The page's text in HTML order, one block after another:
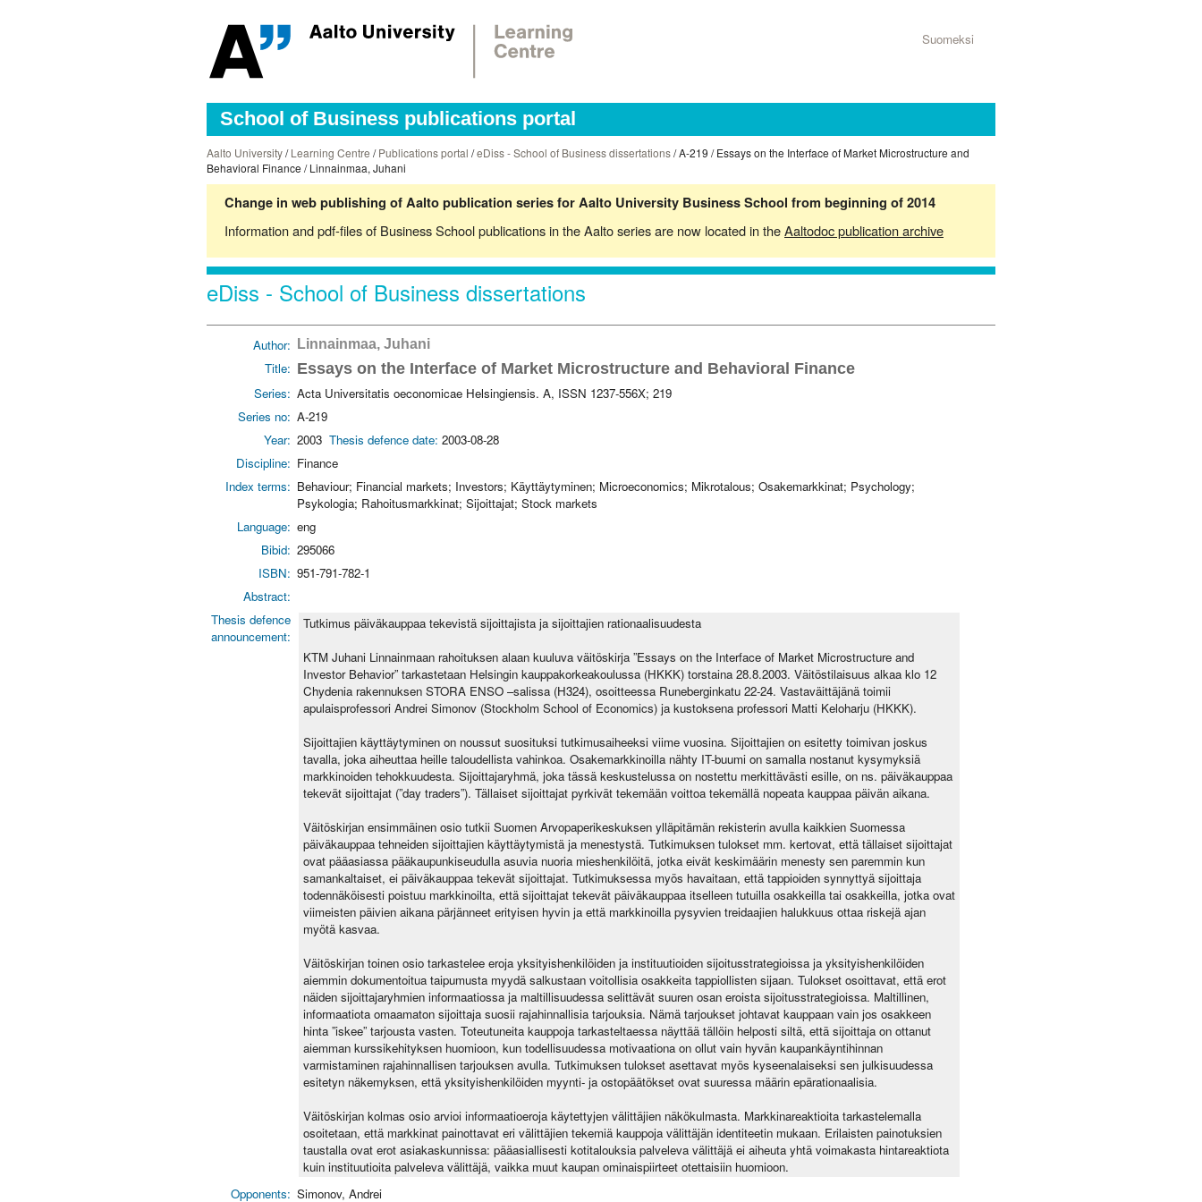
Suomeksi
School of Business publications portal
Aalto University/Learning Centre /Publications portal /eDiss - School of Business dissertations/ A-219 / Essays on the Interface of Market Microstructure and
Behavioral Finance / Linnainmaa, Juhani
Change in web publishing of Aalto publication series for Aalto University Business School from beginning of 2014
Information and pdf-files of Business School publications in the Aalto series are now located in theAaltodoc publication archive
eDiss - School of Business dissertations
Author: Linnainmaa, Juhani
Title: Essays on the Interface of Market Microstructure and Behavioral Finance
Series: Acta Universitatis oeconomicae Helsingiensis. A, ISSN 1237-556X; 219
Series no: A-219
Year: 2003 Thesis defence date: 2003-08-28
Discipline: Finance
Index terms: Behaviour; Financial markets; Investors; Käyttäytyminen; Microeconomics; Mikrotalous; Osakemarkkinat; Psychology;
Psykologia; Rahoitusmarkkinat; Sijoittajat; Stock markets
Language: eng
Bibid: 295066
ISBN: 951-791-782-1
Abstract:
Thesis defence
announcement:
Tutkimus päiväkauppaa tekevistä sijoittajista ja sijoittajien rationaalisuudesta
KTM Juhani Linnainmaan rahoituksen alaan kuuluva väitöskirja ”Essays on the Interface of Market Microstructure and
Investor Behavior” tarkastetaan Helsingin kauppakorkeakoulussa (HKKK) torstaina 28.8.2003. Väitöstilaisuus alkaa klo 12
Chydenia rakennuksen STORA ENSO –salissa (H324), osoitteessa Runeberginkatu 22-24. Vastaväittäjänä toimii
apulaisprofessori Andrei Simonov (Stockholm School of Economics) ja kustoksena professori Matti Keloharju (HKKK).
Sijoittajien käyttäytyminen on noussut suosituksi tutkimusaiheeksi viime vuosina. Sijoittajien on esitetty toimivan joskus
tavalla, joka aiheuttaa heille taloudellista vahinkoa. Osakemarkkinoilla nähty IT-buumi on samalla nostanut kysymyksiä
markkinoiden tehokkuudesta. Sijoittajaryhmä, joka tässä keskustelussa on nostettu merkittävästi esille, on ns. päiväkauppaa
tekevät sijoittajat (”day traders”). Tällaiset sijoittajat pyrkivät tekemään voittoa tekemällä nopeata kauppaa päivän aikana.
Väitöskirjan ensimmäinen osio tutkii Suomen Arvopaperikeskuksen ylläpitämän rekisterin avulla kaikkien Suomessa
päiväkauppaa tehneiden sijoittajien käyttäytymistä ja menestystä. Tutkimuksen tulokset mm. kertovat, että tällaiset sijoittajat
ovat pääasiassa pääkaupunkiseudulla asuvia nuoria mieshenkilöitä, jotka eivät keskimäärin menesty sen paremmin kun
samankaltaiset, ei päiväkauppaa tekevät sijoittajat. Tutkimuksessa myös havaitaan, että tappioiden synnyttyä sijoittaja
todennäköisesti poistuu markkinoilta, että sijoittajat tekevät päiväkauppaa itselleen tutuilla osakkeilla tai osakkeilla, jotka ovat
viimeisten päivien aikana pärjänneet erityisen hyvin ja että markkinoilla pysyvien treidaajien halukkuus ottaa riskejä ajan
myötä kasvaa.
Väitöskirjan toinen osio tarkastelee eroja yksityishenkilöiden ja instituutioiden sijoitusstrategioissa ja yksityishenkilöiden
aiemmin dokumentoitua taipumusta myydä salkustaan voitollisia osakkeita tappiollisten sijaan. Tulokset osoittavat, että erot
näiden sijoittajaryhmien informaatiossa ja maltillisuudessa selittävät suuren osan eroista sijoitusstrategioissa. Maltillinen,
informaatiota omaamaton sijoittaja suosii rajahinnallisia tarjouksia. Nämä tarjoukset johtavat kauppaan vain jos osakkeen
hinta ”iskee” tarjousta vasten. Toteutuneita kauppoja tarkasteltaessa näyttää tällöin helposti siltä, että sijoittaja on ottanut
aiemman kurssikehityksen huomioon, kun todellisuudessa motivaationa on ollut vain hyvän kaupankäyntihinnan
varmistaminen rajahinnallisen tarjouksen avulla. Tutkimuksen tulokset asettavat myös kyseenalaiseksi sen julkisuudessa
esitetyn näkemyksen, että yksityishenkilöiden myynti- ja ostopäätökset ovat suuressa määrin epärationaalisia.
Väitöskirjan kolmas osio arvioi informaatioeroja käytettyjen välittäjien näkökulmasta. Markkinareaktioita tarkastelemalla
osoitetaan, että markkinat painottavat eri välittäjien tekemiä kauppoja välittäjän identiteetin mukaan. Erilaisten painotuksien
taustalla ovat erot asiakaskunnissa: pääasiallisesti kotitalouksia palveleva välittäjä ei aiheuta yhtä voimakasta hintareaktiota
kuin instituutioita palveleva välittäjä, vaikka muut kaupan ominaispiirteet otettaisiin huomioon.
Opponents: Simonov, Andrei